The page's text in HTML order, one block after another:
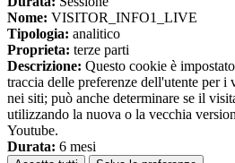
Nome: VISITOR_INFO1_LIVE
Tipologia: analitico
Proprieta: terze parti
Descrizione: Questo cookie è
traccia delle preferenze dell'utente per
nei siti; può anche determinare se il
utilizzando la nuova o la vecchia
Youtube.
Durata: 6 mesi